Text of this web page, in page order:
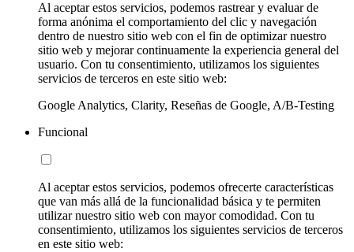
Al aceptar estos servicios, podemos rastrear y evaluar de
forma anónima el comportamiento del clic y navegación
dentro de nuestro sitio web con el fin de optimizar nuestro
sitio web y mejorar continuamente la experiencia general del
usuario. Con tu consentimiento, utilizamos los siguientes
servicios de terceros en este sitio web:
Google Analytics, Clarity, Reseñas de Google, A/B-Testing
Funcional
Al aceptar estos servicios, podemos ofrecerte características
que van más allá de la funcionalidad básica y te permiten
utilizar nuestro sitio web con mayor comodidad. Con tu
consentimiento, utilizamos los siguientes servicios de terceros
en este sitio web: